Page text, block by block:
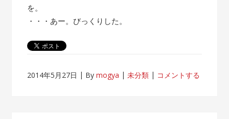
を。
・・・あー。びっくりした。
2014年5月27日 Bymogya 未分類 コメントする